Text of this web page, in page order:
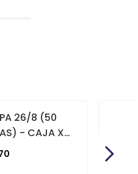
26/8 (50
- CAJA X